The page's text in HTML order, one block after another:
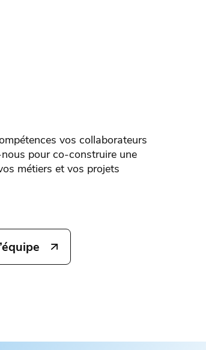
vos collaborateurs
pour co-construire une
métiers et vos projets